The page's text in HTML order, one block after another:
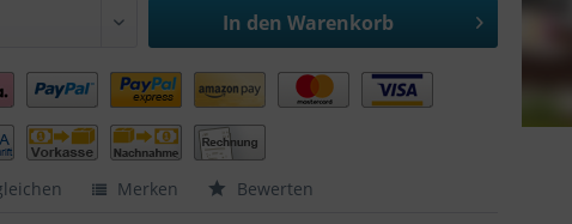
In den Warenkorb
Merken Bewerten